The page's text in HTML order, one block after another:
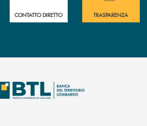
CONTATTO DIRETTO TRASPARENZA